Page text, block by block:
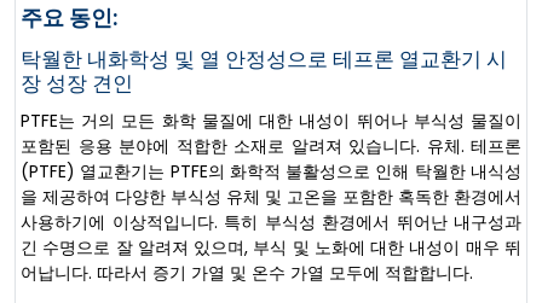
주요 동인:
탁월한 내화학성 및 열 안정성으로 테프론 열교환기 시
장 성장 견인
PTFE는 거의 모든 화학 물질에 대한 내성이 뛰어나 부식성 물질이
포함된 응용 분야에 적합한 소재로 알려져 있습니다. 유체. 테프론
(PTFE) 열교환기는 PTFE의 화학적 불활성으로 인해 탁월한 내식성
을 제공하여 다양한 부식성 유체 및 고온을 포함한 혹독한 환경에서
사용하기에 이상적입니다. 특히 부식성 환경에서 뛰어난 내구성과
긴 수명으로 잘 알려져 있으며, 부식 및 노화에 대한 내성이 매우 뛰
어납니다. 따라서 증기 가열 및 온수 가열 모두에 적합합니다.